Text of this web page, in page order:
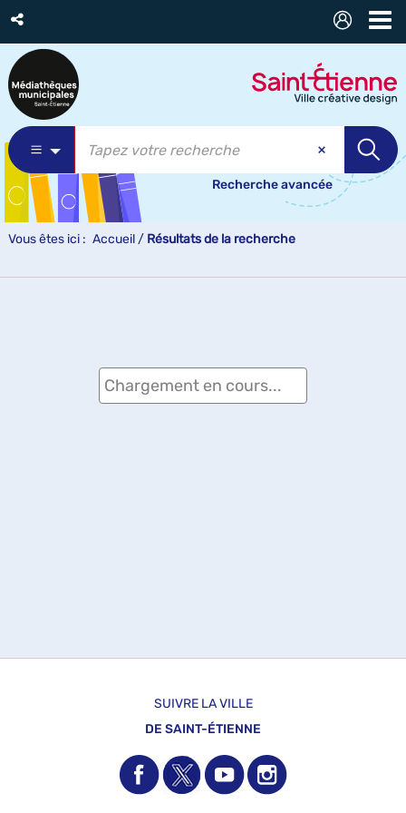
Recherche avancée
Vous êtes ici : Accueil / Résultats de la recherche
Chargement en cours...
SUIVRE LA VILLE
DE SAINT-ÉTIENNE